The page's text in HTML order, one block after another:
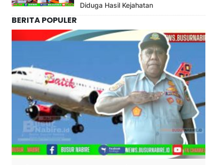
Diduga Hasil Kejahatan
BERITA POPULER